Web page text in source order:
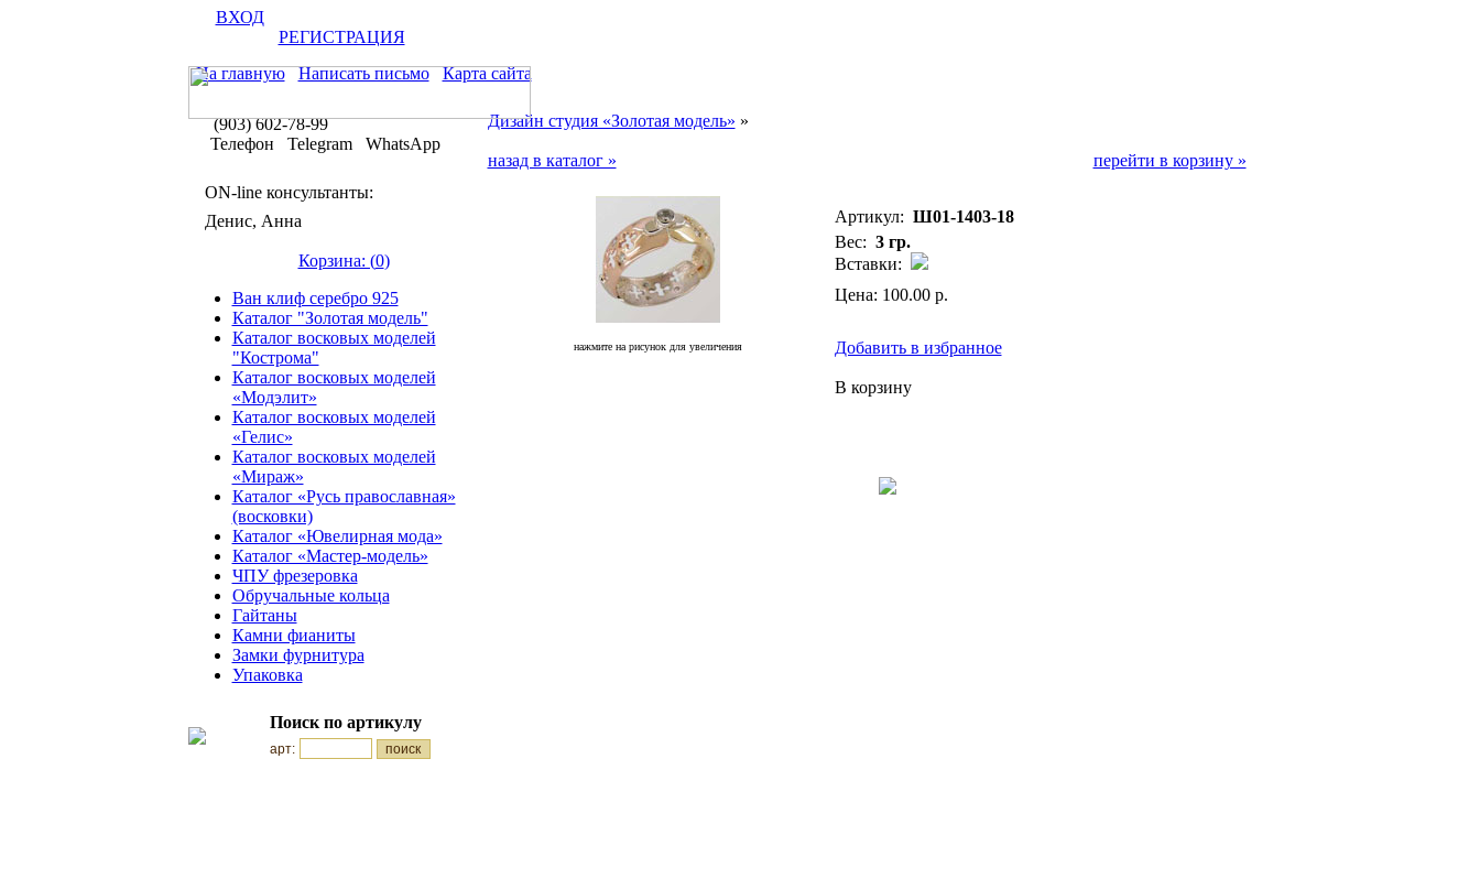
ВХОД
РЕГИСТРАЦИЯ
На главную
Написать письмо Карта сайта
(903) 602-78-99
Телефон Telegram WhatsApp
ON-line консультанты:
Денис, Анна
Корзина: (0)
Ван клиф серебро 925
Каталог "Золотая модель"
Каталог восковых моделей
"Кострома"
Каталог восковых моделей
«Модэлит»
Каталог восковых моделей
«Гелис»
Каталог восковых моделей
«Мираж»
Каталог «Русь православная»
(восковки)
Каталог «Ювелирная мода»
Каталог «Мастер-модель»
ЧПУ фрезеровка
Обручальные кольца
Гайтаны
Камни фианиты
Замки фурнитура
Упаковка
Поиск по артикулу
арт:
Дизайн студия «Золотая модель» »
назад в каталог » перейти в корзину »
нажмите на рисунок для увеличения
Артикул: Ш01-1403-18
Вес: 3 гр.
Вставки:
Цена: 100.00 р.
Добавить в избранное
В корзину